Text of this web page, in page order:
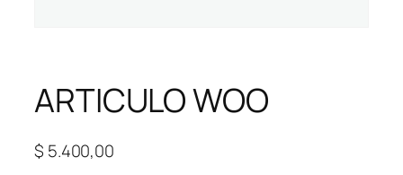
ARTICULO WOO
$ 5.400,00